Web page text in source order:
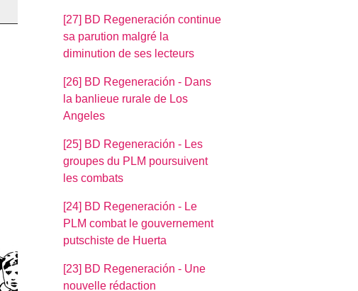
[27] BD Regeneración continue
sa parution malgré la
diminution de ses lecteurs
[26] BD Regeneración - Dans
la banlieue rurale de Los
Angeles
[25] BD Regeneración - Les
groupes du PLM poursuivent
les combats
[24] BD Regeneración - Le
PLM combat le gouvernement
putschiste de Huerta
[23] BD Regeneración - Une
nouvelle rédaction